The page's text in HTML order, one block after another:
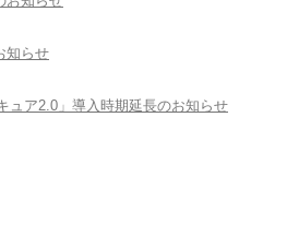
知らせ
ュア2.0」導入時期延長のお知らせ